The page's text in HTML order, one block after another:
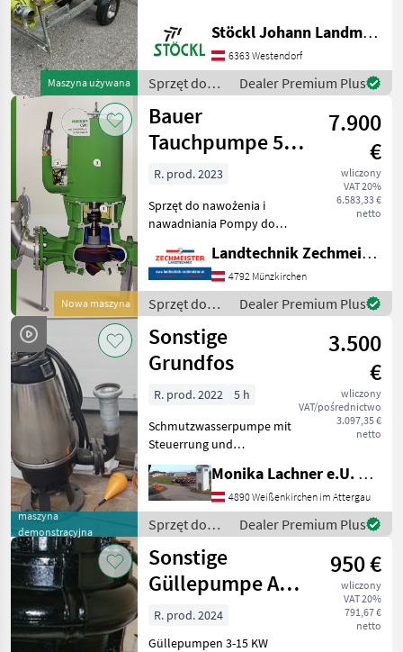
Maszyna używana
steht (A) Sprzęt do
nawożenia i nawadniania
Pompy do gnojowicy
Stöckl Johann Landmaschinen GesmbH & Co KG
6363 Westendorf
Sprzęt do
nawożenia i
nawadniania
/ Stöckli
Dealer Premium Plus
Nowa maszyna
Bauer
Tauchpumpe 5,5
kw
7.900
€
wliczony
VAT 20%
6.583,33 €
netto
R. prod. 2023
Sprzęt do nawożenia i
nawadniania Pompy do
Landtechnik Zechmeister GmbH & Co KG
4792 Münzkirchen
Sprzęt do
nawożenia i
nawadniania
/ Bauer
Dealer Premium Plus
maszyna
demonstracyjna
Sonstige
Grundfos
3.500
€
wliczony
VAT/pośrednictwo
3.097,35 €
netto
R. prod. 2022
5 h
Schmutzwasserpumpe mit
Steuerrung und
Schwimmerschalrung
neuwertig Sprzęt do
nawożenia i nawadniania
Pompy do gnojowicy
Monika Lachner e.U. Maschinenhandel
4890 Weißenkirchen im Attergau
Sprzęt do
nawożenia i
nawadniania
/ Sonstige
Dealer Premium Plus
Sonstige
Güllepumpe AK-
80GNW Q 75-10-
4
950 €
wliczony
VAT 20%
791,67 €
netto
R. prod. 2024
Güllepumpen 3-15 KW